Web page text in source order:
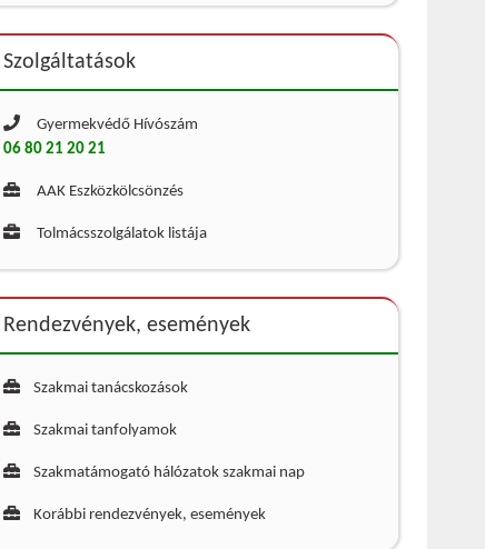
Szolgáltatások
Gyermekvédő Hívószám
06 80 21 20 21
AAK Eszközkölcsönzés
Tolmácsszolgálatok listája
Rendezvények, események
Szakmai tanácskozások
Szakmai tanfolyamok
Szakmatámogató hálózatok szakmai nap
Korábbi rendezvények, események